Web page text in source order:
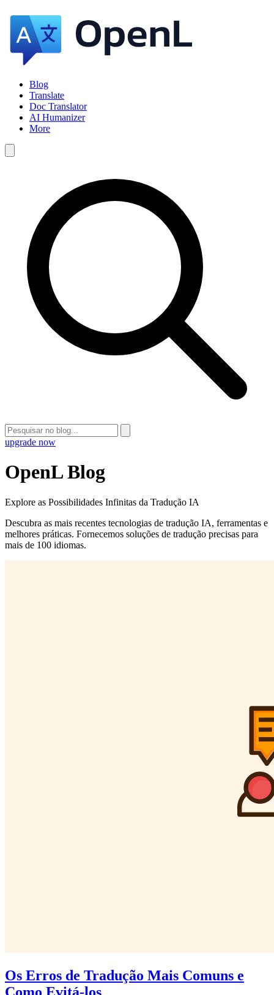
Blog
Translate
Doc Translator
AI Humanizer
More
upgrade now
OpenL Blog
Explore as Possibilidades Infinitas da Tradução IA
Descubra as mais recentes tecnologias de tradução IA, ferramentas e
melhores práticas. Fornecemos soluções de tradução precisas para
mais de 100 idiomas.
Os Erros de Tradução Mais Comuns e
Como Evitá-los